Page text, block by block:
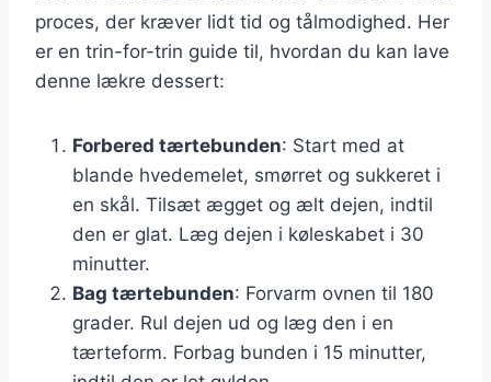
proces, der kræver lidt tid og tålmodighed. Her
er en trin-for-trin guide til, hvordan du kan lave
denne lækre dessert:
Forbered tærtebunden: Start med at
blande hvedemelet, smørret og sukkeret i
en skål. Tilsæt ægget og ælt dejen, indtil
den er glat. Læg dejen i køleskabet i 30
minutter.
Bag tærtebunden: Forvarm ovnen til 180
grader. Rul dejen ud og læg den i en
tærteform. Forbag bunden i 15 minutter,